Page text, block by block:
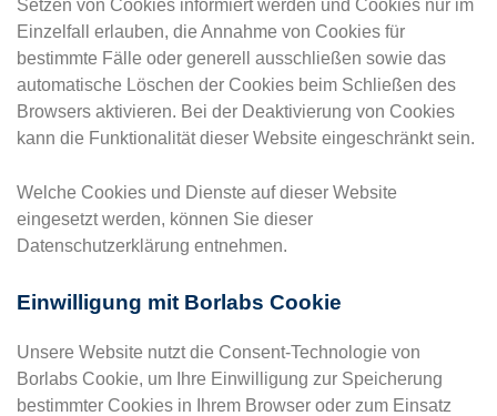
Setzen von Cookies informiert werden und Cookies nur im
Einzelfall erlauben, die Annahme von Cookies für
bestimmte Fälle oder generell ausschließen sowie das
automatische Löschen der Cookies beim Schließen des
Browsers aktivieren. Bei der Deaktivierung von Cookies
kann die Funktionalität dieser Website eingeschränkt sein.
Welche Cookies und Dienste auf dieser Website
eingesetzt werden, können Sie dieser
Datenschutzerklärung entnehmen.
Einwilligung mit Borlabs Cookie
Unsere Website nutzt die Consent-Technologie von
Borlabs Cookie, um Ihre Einwilligung zur Speicherung
bestimmter Cookies in Ihrem Browser oder zum Einsatz